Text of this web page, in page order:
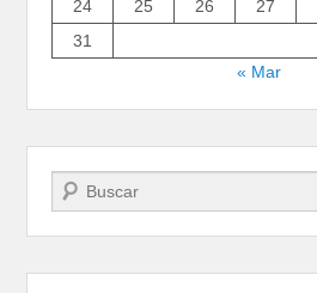
24 25 26 27
31
« Mar
Buscar